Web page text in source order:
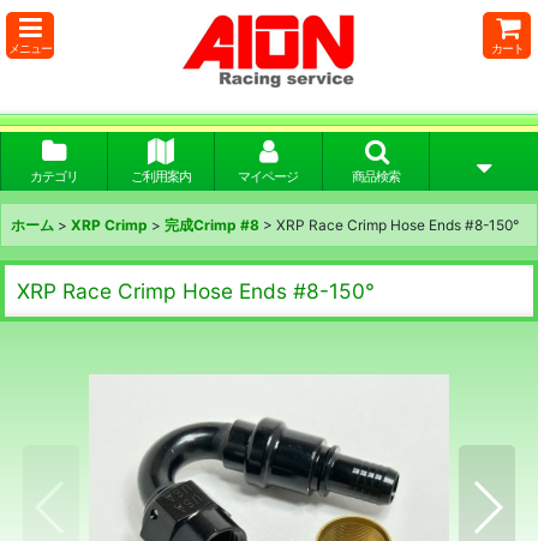
メニュー カート
カテゴリ ご利用案内 マイページ 商品検索
ホーム > XRP Crimp > 完成Crimp #8 > XRP Race Crimp Hose Ends #8-150°
XRP Race Crimp Hose Ends #8-150°